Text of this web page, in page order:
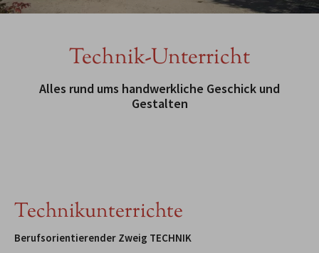
Technik-Unterricht
Alles rund ums handwerkliche Geschick und
Gestalten
Technikunterrichte
Berufsorientierender Zweig TECHNIK